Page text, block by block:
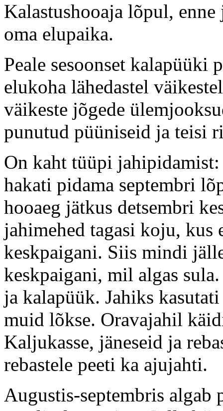
Kalastushooaja lõpul,
oma elupaika.
Peale sesoonset kalapüüki
elukoha lähedastel
väikeste jõgede
punutud püüniseid ja teisi
On kaht tüüpi
hakati pidama septembri
hooaeg jätkus detsembri
jahimehed tagasi koju, kus
keskpaigani. Siis mindi
keskpaigani, mil algas
ja kalapüük. Jahiks
muid lõkse. Oravajahil
Kaljukasse, jäneseid ja
rebastele peeti ka ajujahti.
Augustis-septembris algab